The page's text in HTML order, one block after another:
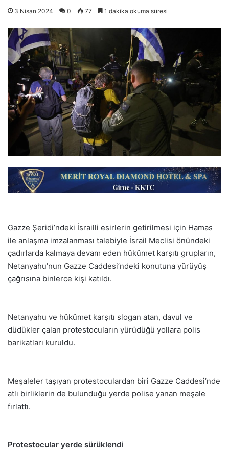
3 Nisan 2024 0 77 1 dakika okuma süresi
Gazze Şeridi’ndeki İsrailli esirlerin getirilmesi için Hamas
ile anlaşma imzalanması talebiyle İsrail Meclisi önündeki
çadırlarda kalmaya devam eden hükümet karşıtı grupların,
Netanyahu’nun Gazze Caddesi’ndeki konutuna yürüyüş
çağrısına binlerce kişi katıldı.
Netanyahu ve hükümet karşıtı slogan atan, davul ve
düdükler çalan protestocuların yürüdüğü yollara polis
barikatları kuruldu.
Meşaleler taşıyan protestoculardan biri Gazze Caddesi’nde
atlı birliklerin de bulunduğu yerde polise yanan meşale
fırlattı.
Protestocular yerde sürüklendi